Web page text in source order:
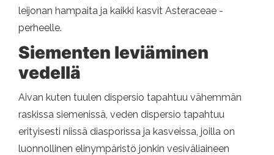
leijonan hampaita ja kaikki kasvit Asteraceae -
perheelle.
Siementen leviäminen
vedellä
Aivan kuten tuulen dispersio tapahtuu vähemmän
raskissa siemenissä, veden dispersio tapahtuu
erityisesti niissä diasporissa ja kasveissa, joilla on
luonnollinen elinympäristö jonkin vesiväliaineen